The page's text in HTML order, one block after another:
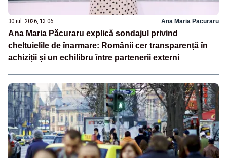
30 iul. 2026, 13:06 Ana Maria Pacuraru
Ana Maria Păcuraru explică sondajul privind
cheltuielile de înarmare: Românii cer transparență în
achiziții și un echilibru între partenerii externi